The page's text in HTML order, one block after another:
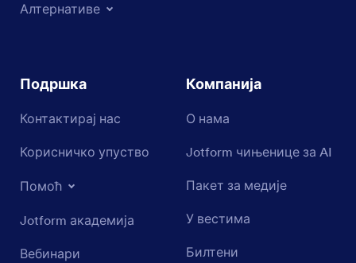
Алтернативе
Подршка
Контактирај нас
Корисничко упуство
Помоћ
Jotform академија
Вебинари
Компанија
О нама
Jotform чињенице за AI
Пакет за медије
У вестима
Билтени